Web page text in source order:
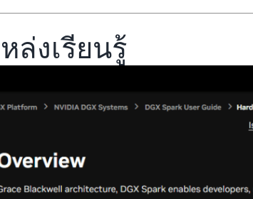
ล่งเรียนรู้